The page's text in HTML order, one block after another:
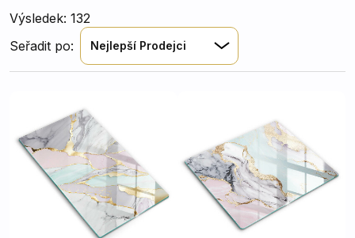
Výsledek: 132
Seřadit po:
Nejlepší Prodejci